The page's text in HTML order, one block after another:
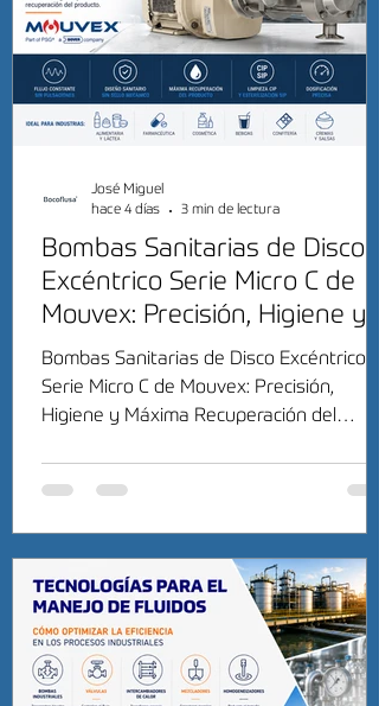
Bombas Sanitarias de Disco
Excéntrico Serie Micro C de
Mouvex: Precisión, Higiene y
Máxima Recuperación del
Producto
Bombas Sanitarias de Disco Excéntrico
Serie Micro C de Mouvex: Precisión,
Higiene y Máxima Recuperación del
José Miguel
hace 4 días
3 min de lectura